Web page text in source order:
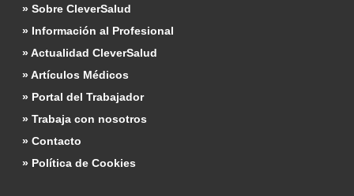
» Sobre CleverSalud
» Información al Profesional
» Actualidad CleverSalud
» Artículos Médicos
» Portal del Trabajador
» Trabaja con nosotros
» Contacto
» Política de Cookies